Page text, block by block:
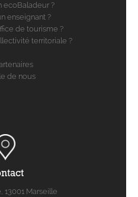
ecoBaladeur ?
enseignant ?
de tourisme ?
territoriale ?
de nous
13001 Marseille